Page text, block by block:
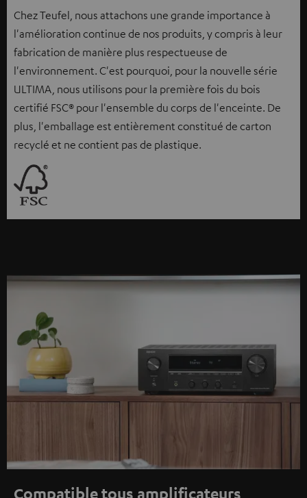
Chez Teufel, nous attachons une grande importance à
l'amélioration continue de nos produits, y compris à leur
fabrication de manière plus respectueuse de
l'environnement. C'est pourquoi, pour la nouvelle série
ULTIMA, nous utilisons pour la première fois du bois
certifié FSC® pour l'ensemble du corps de l'enceinte. De
plus, l'emballage est entièrement constitué de carton
recyclé et ne contient pas de plastique.
Compatible tous amplificateurs